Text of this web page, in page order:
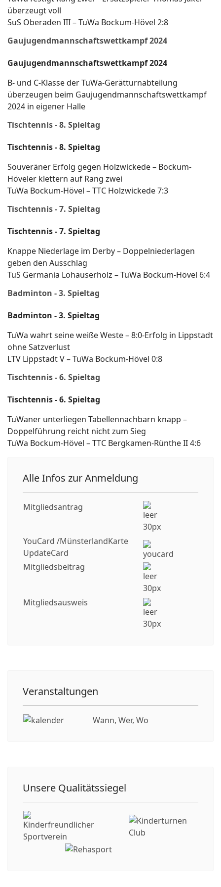
überzeugt voll
SuS Oberaden III – TuWa Bockum-Hövel 2:8
Gaujugendmannschaftswettkampf 2024
Gaujugendmannschaftswettkampf 2024
B- und C-Klasse der TuWa-Gerätturnabteilung
überzeugen beim Gaujugendmannschaftswettkampf
2024 in eigener Halle
Tischtennis - 8. Spieltag
Tischtennis - 8. Spieltag
Souveräner Erfolg gegen Holzwickede – Bockum-
Höveler klettern auf Rang zwei
TuWa Bockum-Hövel – TTC Holzwickede 7:3
Tischtennis - 7. Spieltag
Tischtennis - 7. Spieltag
Knappe Niederlage im Derby – Doppelniederlagen
geben den Ausschlag
TuS Germania Lohauserholz – TuWa Bockum-Hövel 6:4
Badminton - 3. Spieltag
Badminton - 3. Spieltag
TuWa wahrt seine weiße Weste – 8:0-Erfolg in Lippstadt
ohne Satzverlust
LTV Lippstadt V – TuWa Bockum-Hövel 0:8
Tischtennis - 6. Spieltag
Tischtennis - 6. Spieltag
TuWaner unterliegen Tabellennachbarn knapp –
Doppelführung reicht nicht zum Sieg
TuWa Bockum-Hövel – TTC Bergkamen-Rünthe II 4:6
Alle Infos zur Anmeldung
Mitgliedsantrag
YouCard /MünsterlandKarte
UpdateCard
Mitgliedsbeitrag
Mitgliedsausweis
Veranstaltungen
Wann, Wer, Wo
Unsere Qualitätssiegel